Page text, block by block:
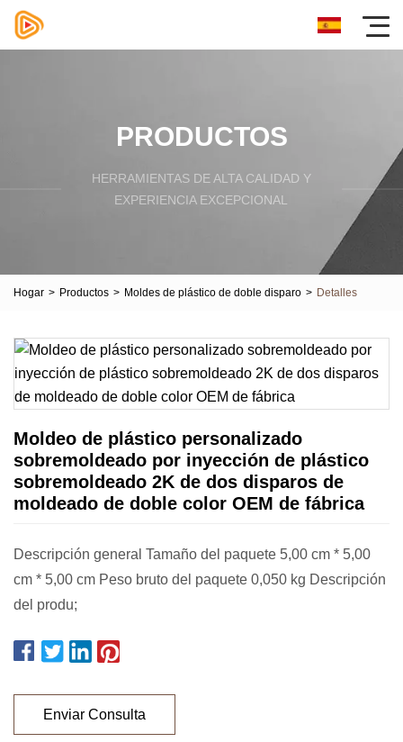
PRODUCTOS
HERRAMIENTAS DE ALTA CALIDAD Y
EXPERIENCIA EXCEPCIONAL
Hogar > Productos > Moldes de plástico de doble disparo > Detalles
Moldeo de plástico personalizado
sobremoldeado por inyección de plástico
sobremoldeado 2K de dos disparos de
moldeado de doble color OEM de fábrica
Descripción general Tamaño del paquete 5,00 cm * 5,00
cm * 5,00 cm Peso bruto del paquete 0,050 kg Descripción
del produ;
Enviar Consulta